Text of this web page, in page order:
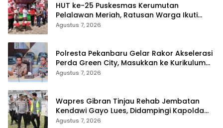
HUT ke-25 Puskesmas Kerumutan
Pelalawan Meriah, Ratusan Warga Ikuti
Jalan Santai dan Cek Kesehatan Gratis
Agustus 7, 2026
Polresta Pekanbaru Gelar Rakor Akselerasi
Perda Green City, Masukkan ke Kurikulum
Sekolah
Agustus 7, 2026
Wapres Gibran Tinjau Rehab Jembatan
Kendawi Gayo Lues, Didampingi Kapolda
Aceh
Agustus 7, 2026